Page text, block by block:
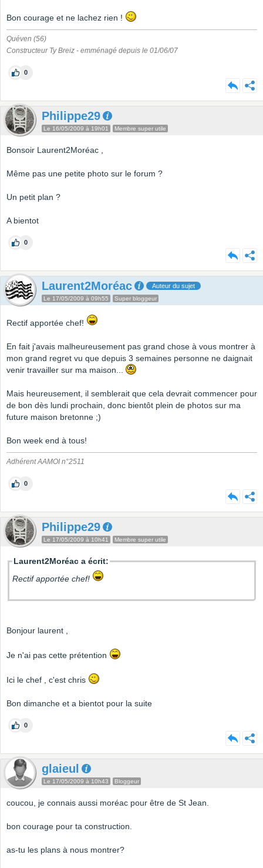
Bon courage et ne lachez rien !
Quéven (56)
Constructeur Ty Breiz - emménagé depuis le 01/06/07
0
Philippe29
Le 16/05/2009 à 19h01 Membre super utile
Bonsoir Laurent2Moréac ,
Même pas une petite photo sur le forum ?
Un petit plan ?
A bientot
0
Laurent2Moréac Auteur du sujet
Le 17/05/2009 à 09h55 Super bloggeur
Rectif apportée chef!
En fait j'avais malheureusement pas grand chose à vous montrer à
mon grand regret vu que depuis 3 semaines personne ne daignait
venir travailler sur ma maison...
Mais heureusement, il semblerait que cela devrait commencer pour
de bon dès lundi prochain, donc bientôt plein de photos sur ma
future maison bretonne ;)
Bon week end à tous!
Adhérent AAMOI n°2511
0
Philippe29
Le 17/05/2009 à 10h41 Membre super utile
Laurent2Moréac a écrit:
Rectif apportée chef!
Bonjour laurent ,
Je n'ai pas cette prétention
Ici le chef , c'est chris
Bon dimanche et a bientot pour la suite
0
glaieul
Le 17/05/2009 à 10h43 Bloggeur
coucou, je connais aussi moréac pour être de St Jean.
bon courage pour ta construction.
as-tu les plans à nous montrer?